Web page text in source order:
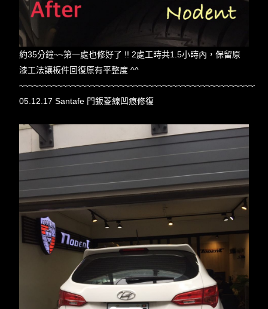
約35分鐘~~第一處也修好了 !! 2處工時共1.5小時內，保留原
漆工法讓板件回復原有平整度 ^^
05.12.17 Santafe 門鈑菱線凹痕修復